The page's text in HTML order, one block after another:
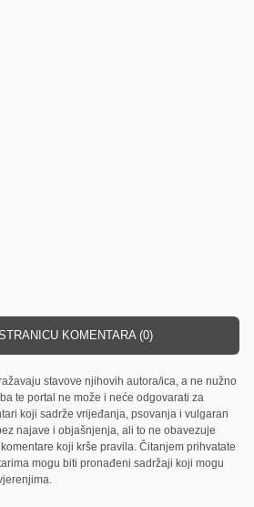
KOMENTARA (0)
stavove njihovih autora/ica, a ne nužno
te portal ne može i neće odgovarati za
koji sadrže vrijeđanja, psovanja i vulgaran
najave i objašnjenja, ali to ne obavezuje
koji krše pravila. Čitanjem prihvatate
mogu biti pronađeni sadržaji koji mogu